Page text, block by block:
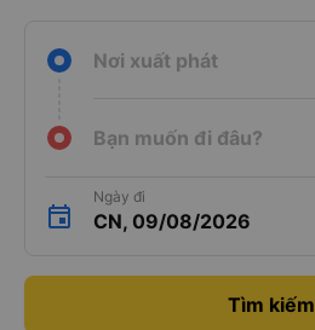
Nơi xuất phát
Bạn muốn đi đâu?
Ngày đi
CN, 09/08/2026
Tìm kiếm